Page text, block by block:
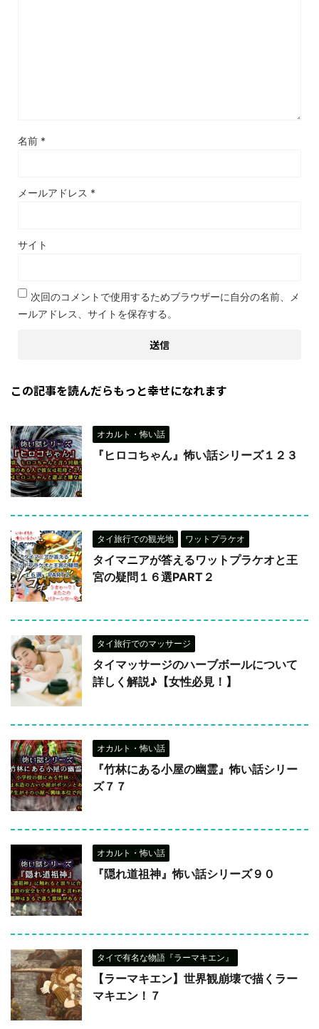
名前 *
メールアドレス *
サイト
次回のコメントで使用するためブラウザーに自分の名前、メ
ールアドレス、サイトを保存する。
この記事を読んだらもっと幸せになれます
オカルト・怖い話
『ヒロコちゃん』怖い話シリーズ１２３
タイ旅行での観光地 ワットプラケオ
タイマニアが答えるワットプラケオと王
宮の疑問１６選PART２
タイ旅行でのマッサージ
タイマッサージのハーブボールについて
詳しく解説♪【女性必見！】
オカルト・怖い話
『竹林にある小屋の幽霊』怖い話シリー
ズ７７
オカルト・怖い話
『隠れ道祖神』怖い話シリーズ９０
タイで有名な物語『ラーマキエン』
【ラーマキエン】世界観崩壊で描くラー
マキエン！７